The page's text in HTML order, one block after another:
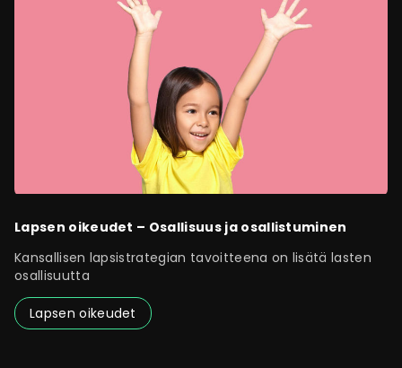
Lapsen oikeudet – Osallisuus ja osallistuminen
Kansallisen lapsistrategian tavoitteena on lisätä lasten
osallisuutta
Lapsen oikeudet